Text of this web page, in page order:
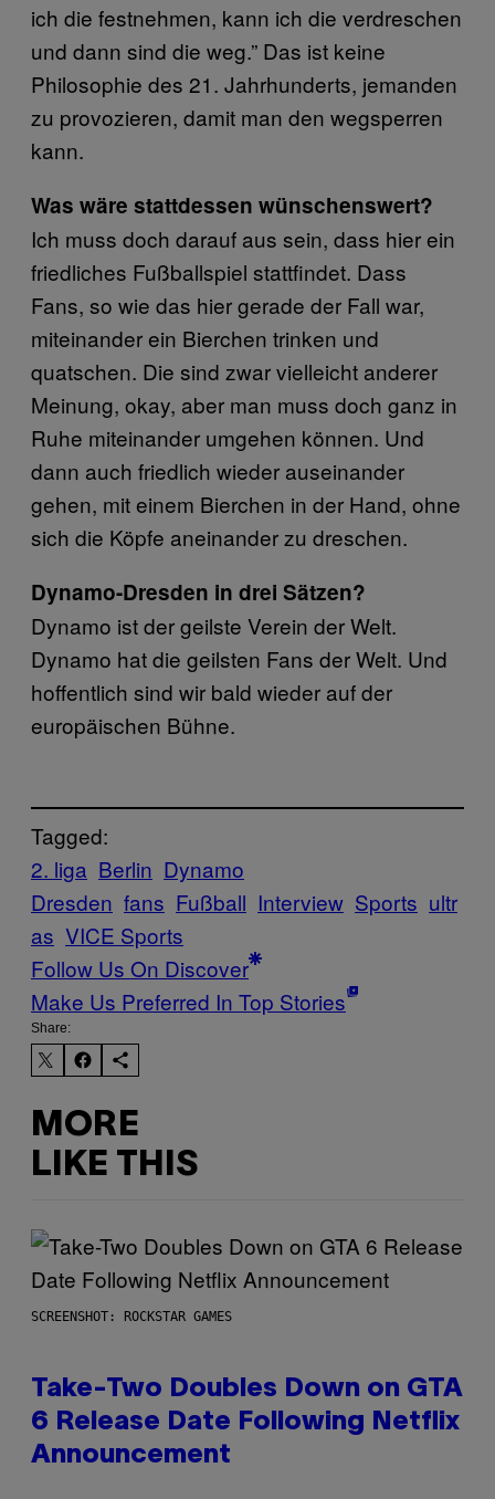
ich die festnehmen, kann ich die verdreschen
und dann sind die weg.” Das ist keine
Philosophie des 21. Jahrhunderts, jemanden
zu provozieren, damit man den wegsperren
kann.
Was wäre stattdessen wünschenswert?
Ich muss doch darauf aus sein, dass hier ein
friedliches Fußballspiel stattfindet. Dass
Fans, so wie das hier gerade der Fall war,
miteinander ein Bierchen trinken und
quatschen. Die sind zwar vielleicht anderer
Meinung, okay, aber man muss doch ganz in
Ruhe miteinander umgehen können. Und
dann auch friedlich wieder auseinander
gehen, mit einem Bierchen in der Hand, ohne
sich die Köpfe aneinander zu dreschen.
Dynamo-Dresden in drei Sätzen?
Dynamo ist der geilste Verein der Welt.
Dynamo hat die geilsten Fans der Welt. Und
hoffentlich sind wir bald wieder auf der
europäischen Bühne.
Tagged:
2. liga Berlin Dynamo
Dresden fans Fußball Interview Sports ultr
as VICE Sports
Follow Us On Discover
Make Us Preferred In Top Stories
Share:
MORE
LIKE THIS
SCREENSHOT: ROCKSTAR GAMES
Take-Two Doubles Down on GTA
6 Release Date Following Netflix
Announcement